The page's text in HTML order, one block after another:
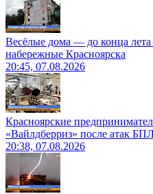
Весёлые дома — до конца лета
набережные Красноярска
20:45, 07.08.2026
Красноярские
«Вайлдберриз» после атак
20:38, 07.08.2026